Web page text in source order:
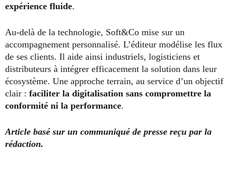
expérience fluide.
Au-delà de la technologie, Soft&Co mise sur un
accompagnement personnalisé. L’éditeur modélise les flux
de ses clients. Il aide ainsi industriels, logisticiens et
distributeurs à intégrer efficacement la solution dans leur
écosystème. Une approche terrain, au service d’un objectif
clair : faciliter la digitalisation sans compromettre la
conformité ni la performance.
Article basé sur un communiqué de presse reçu par la
rédaction.